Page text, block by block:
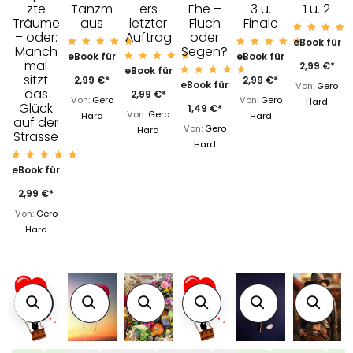
zte
Träume
– oder:
Manch
mal
sitzt
das
Glück
auf der
Strasse
Bewerte
t mit
von 5
eBook für
2,99 €*
Von: Gero
Hard
Tanzm
aus
Bewert
et mit
von 5
eBook für
2,99 €*
Von: Gero
Hard
ers
letzter
Auftrag
Bewert
et mit
von 5
eBook für
2,99 €*
Von: Gero
Hard
Ehe –
Fluch
oder
Segen?
Bewert
et mit
von 5
eBook für
1,49 €*
Von: Gero
Hard
3 u.
Finale
Bewert
et mit
von 5
eBook für
2,99 €*
Von: Gero
Hard
1 u. 2
t mit
von 5
eBook für
2,99 €*
Von: Gero
Hard